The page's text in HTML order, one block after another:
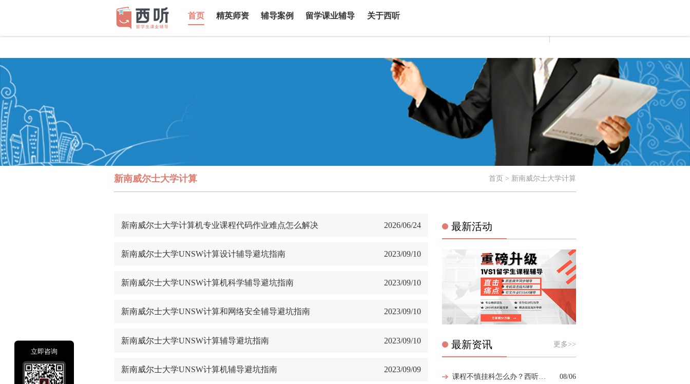
首页 精英师资 辅导案例 留学课业辅导 关于西听
新南威尔士大学计算 首页 > 新南威尔士大学计算
新南威尔士大学计算机专业课程代码作业难点怎么解决 2026/06/24
新南威尔士大学UNSW计算设计辅导避坑指南 2023/09/10
新南威尔士大学UNSW计算机科学辅导避坑指南 2023/09/10
新南威尔士大学UNSW计算和网络安全辅导避坑指南 2023/09/10
新南威尔士大学UNSW计算辅导避坑指南 2023/09/10
新南威尔士大学UNSW计算机辅导避坑指南 2023/09/09
最新活动
最新资讯 更多>>
课程不慎挂科怎么办？西听留学生挂科辅导机构教你如何高效挽救GPA 08/06
立即咨询